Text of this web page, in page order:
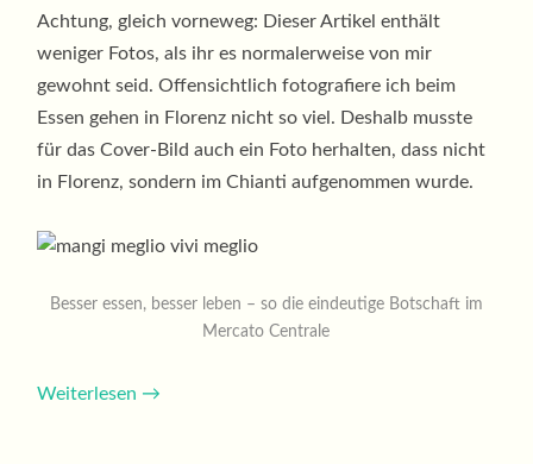
Achtung, gleich vorneweg: Dieser Artikel enthält
weniger Fotos, als ihr es normalerweise von mir
gewohnt seid. Offensichtlich fotografiere ich beim
Essen gehen in Florenz nicht so viel. Deshalb musste
für das Cover-Bild auch ein Foto herhalten, dass nicht
in Florenz, sondern im Chianti aufgenommen wurde.
Besser essen, besser leben – so die eindeutige Botschaft im
Mercato Centrale
Weiterlesen →